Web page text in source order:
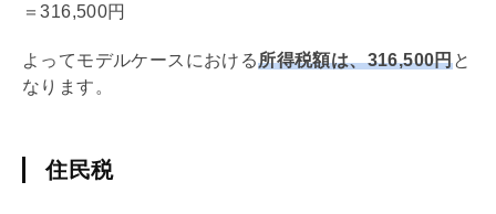
＝316,500円
よってモデルケースにおける所得税額は、316,500円と
なります。
住民税